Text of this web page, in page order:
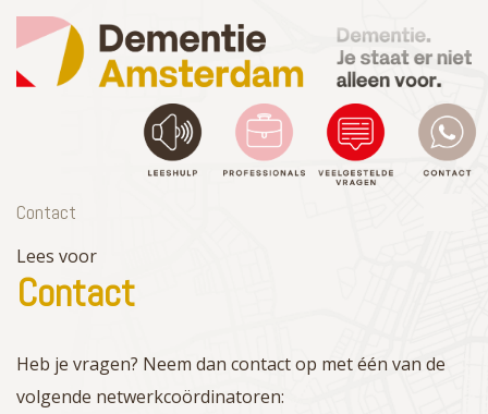
Contact
Lees voor
Contact
Heb je vragen? Neem dan contact op met één van de
volgende netwerkcoördinatoren: